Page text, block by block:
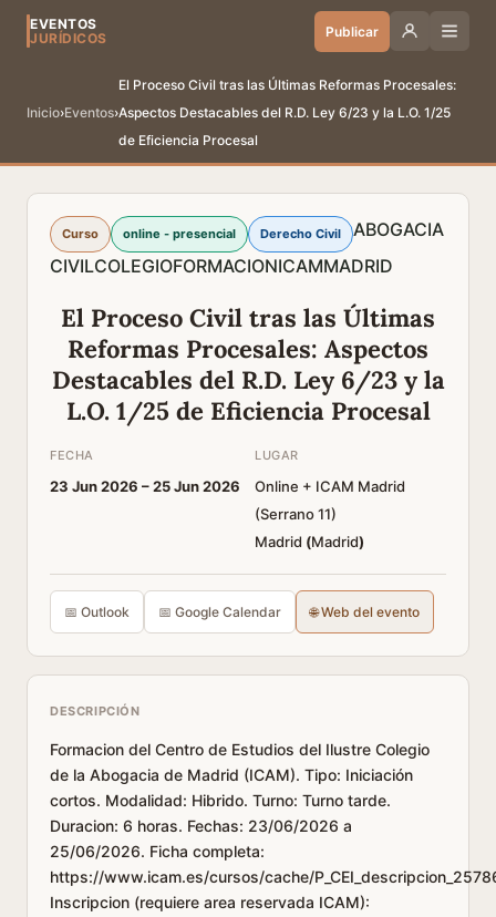
EVENTOS
JURÍDICOS
Publicar
Inicio›Eventos›
El Proceso Civil tras las Últimas Reformas Procesales:
Aspectos Destacables del R.D. Ley 6/23 y la L.O. 1/25
de Eficiencia Procesal
Curso online - presencial Derecho Civil
ABOGACIA
CIVILCOLEGIOFORMACIONICAMMADRID
El Proceso Civil tras las Últimas
Reformas Procesales: Aspectos
Destacables del R.D. Ley 6/23 y la
L.O. 1/25 de Eficiencia Procesal
FECHA
23 Jun 2026 –25 Jun 2026
LUGAR
Online + ICAM Madrid
(Serrano 11)
Madrid (Madrid)
📅 Outlook 📅 Google Calendar 🌐 Web del evento
DESCRIPCIÓN
Formacion del Centro de Estudios del Ilustre Colegio
de la Abogacia de Madrid (ICAM). Tipo: Iniciación
cortos. Modalidad: Hibrido. Turno: Turno tarde.
Duracion: 6 horas. Fechas: 23/06/2026 a
25/06/2026. Ficha completa:
https://www.icam.es/cursos/cache/
Inscripcion (requiere area reservada ICAM):